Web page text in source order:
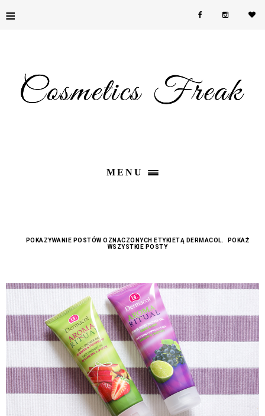
≡
MENU
POKAZYWANIE POSTÓW OZNACZONYCH ETYKIETĄ DERMACOL.
POKAŻ
WSZYSTKIE POSTY